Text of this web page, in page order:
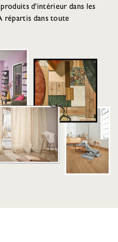
d'intérieur dans les
répartis dans toute